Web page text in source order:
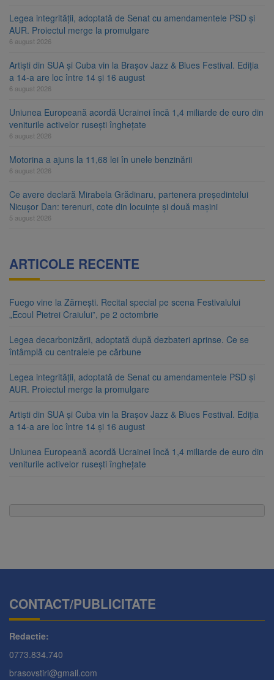
Legea integrității, adoptată de Senat cu amendamentele PSD și
AUR. Proiectul merge la promulgare
6 august 2026
Artiști din SUA și Cuba vin la Brașov Jazz & Blues Festival. Ediția
a 14-a are loc între 14 și 16 august
6 august 2026
Uniunea Europeană acordă Ucrainei încă 1,4 miliarde de euro din
veniturile activelor rusești înghețate
6 august 2026
Motorina a ajuns la 11,68 lei în unele benzinării
6 august 2026
Ce avere declară Mirabela Grădinaru, partenera președintelui
Nicușor Dan: terenuri, cote din locuințe și două mașini
5 august 2026
ARTICOLE RECENTE
Fuego vine la Zărnești. Recital special pe scena Festivalului
„Ecoul Pietrei Craiului”, pe 2 octombrie
Legea decarbonizării, adoptată după dezbateri aprinse. Ce se
întâmplă cu centralele pe cărbune
Legea integrității, adoptată de Senat cu amendamentele PSD și
AUR. Proiectul merge la promulgare
Artiști din SUA și Cuba vin la Brașov Jazz & Blues Festival. Ediția
a 14-a are loc între 14 și 16 august
Uniunea Europeană acordă Ucrainei încă 1,4 miliarde de euro din
veniturile activelor rusești înghețate
CONTACT/PUBLICITATE
Redactie:
0773.834.740
brasovstiri@gmail.com